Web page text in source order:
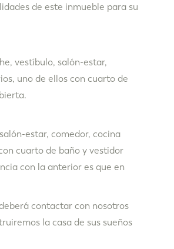
de este inmueble para su
vestíbulo, salón-estar,
uno de ellos con cuarto de
estar, comedor, cocina
cuarto de baño y vestidor
con la anterior es que en
contactar con nosotros
la casa de sus sueños